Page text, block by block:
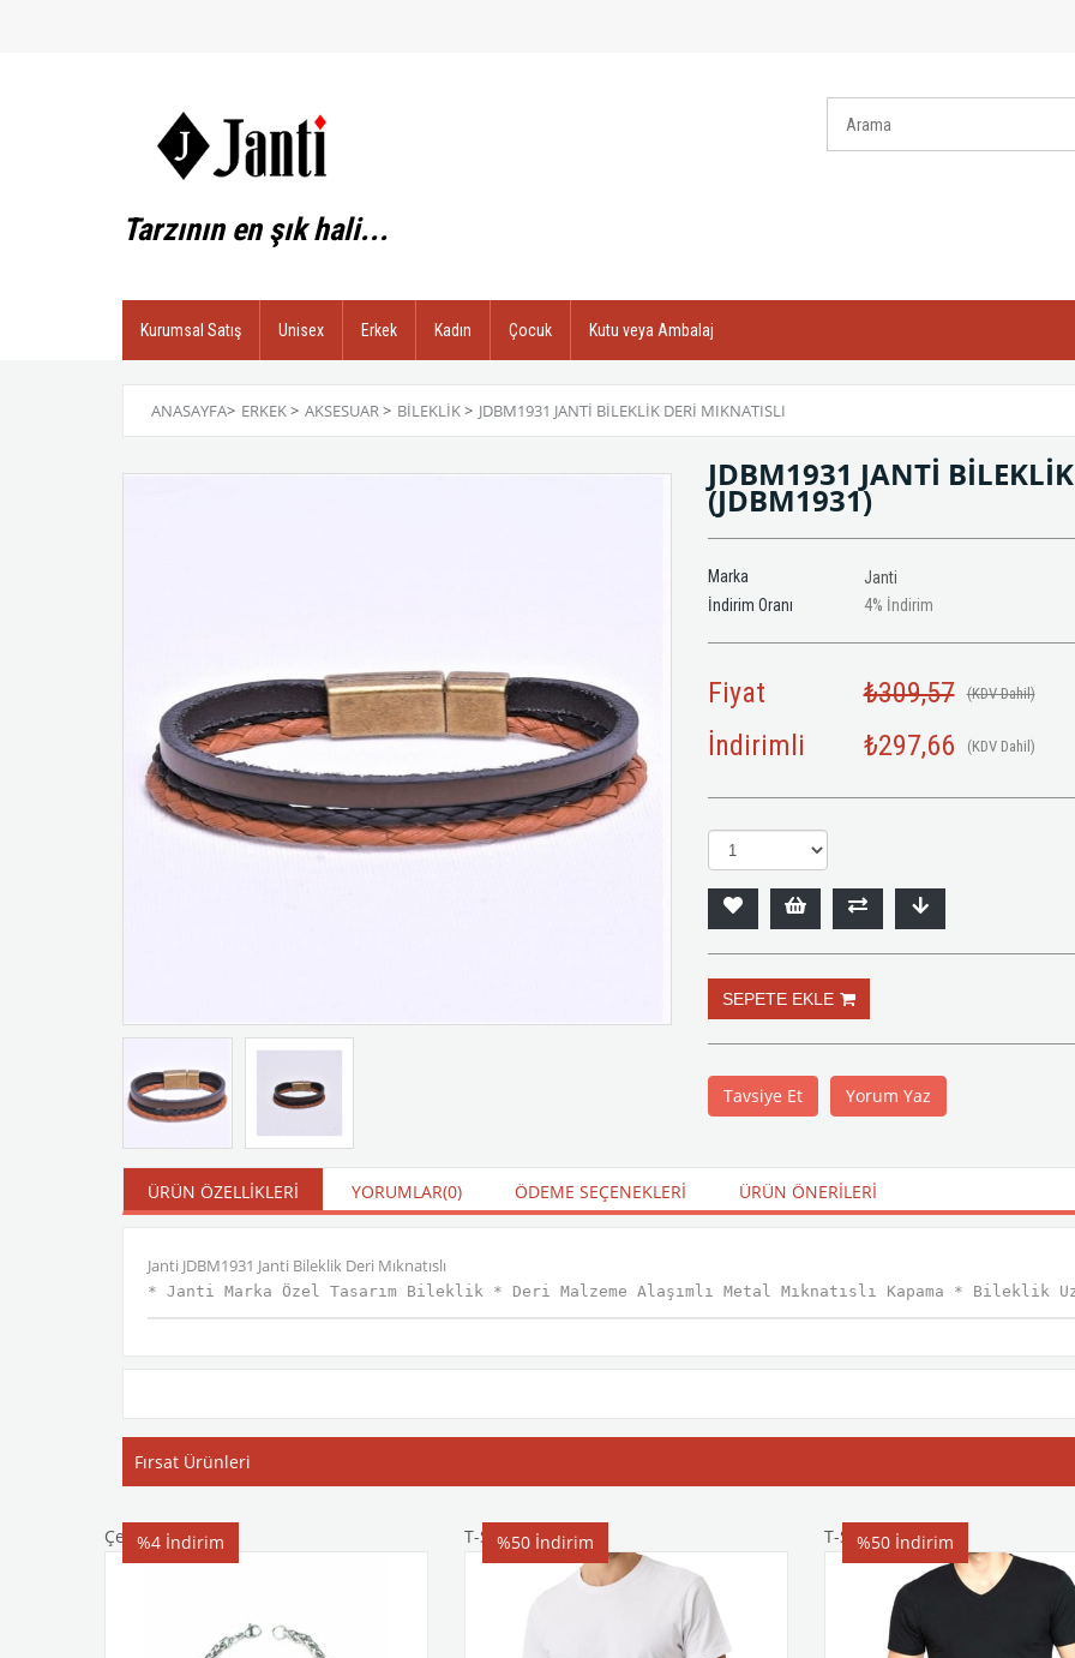
Tarzının en şık hali...
Kurumsal Satış Unisex Erkek Kadın Çocuk Kutu veya Ambalaj
ANASAYFA> ERKEK> AKSESUAR> BILEKLIK> JDBM1931 JANTİ BİLEKLİK DERİ MIKNATISLI
JDBM1931 JANTİ
(JDBM1931)
Marka
Janti
İndirim Oranı
%
4 İndirim
Fiyat ₺309,57 (KDV Dahil)
İndirimli ₺297,66 (KDV Dahil)
Tavsiye Et Yorum Yaz
ÜRÜN ÖZELLIKLERI YORUMLAR(0) ÖDEME SEÇENEKLERI ÜRÜN ÖNERILERI
Janti JDBM1931 Janti Bileklik Deri Mıknatıslı
* Janti Marka Özel Tasarım Bileklik * Deri Malzeme Alaşımlı Metal Mıknatıslı Kapama *
Fırsat Ürünleri
Çelik Bileklik
%4 İndirim T-Shirt
%50 İndirim T-Shirt
%50 İndirim